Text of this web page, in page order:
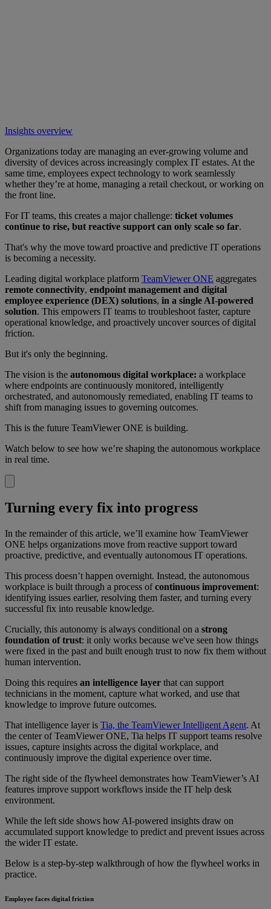
Insights overview
Organizations today are managing an ever-growing volume and
diversity of devices across increasingly complex IT estates. At the
same time, employees expect technology to work seamlessly
whether they’re at home, managing a retail checkout, or working on
the front line.
For IT teams, this creates a major challenge: ticket volumes
continue to rise, but reactive support can only scale so far.
That's why the move toward proactive and predictive IT operations
is becoming a necessity.
Leading digital workplace platform TeamViewer ONE aggregates
remote connectivity, endpoint management and digital
employee experience (DEX) solutions, in a single AI-powered
solution. This empowers IT teams to troubleshoot faster, capture
operational knowledge, and proactively uncover sources of digital
friction.
But it's only the beginning.
The vision is the autonomous digital workplace: a workplace
where endpoints are continuously monitored, intelligently
orchestrated, and autonomously remediated, enabling IT teams to
shift from managing issues to governing outcomes.
This is the future TeamViewer ONE is building.
Watch below to see how we’re shaping the autonomous workplace
in real time.
Turning every fix into progress
In the remainder of this article, we’ll examine how TeamViewer
ONE helps organizations move from reactive support toward
proactive, predictive, and eventually autonomous IT operations.
This process doesn’t happen overnight. Instead, the autonomous
workplace is built through a process ofcontinuous improvement:
identifying issues earlier, resolving them faster, and turning every
successful fix into reusable knowledge.
Crucially, this autonomy is always conditional on a strong
foundation of trust: it only works because we've seen how things
were fixed in the past and built enough trust to now fix them without
human intervention.
Doing this requires an intelligence layer that can support
technicians in the moment, capture what worked, and use that
knowledge to improve future outcomes.
That intelligence layer is Tia, the TeamViewer Intelligent Agent. At
the center of TeamViewer ONE, Tia helps IT support teams resolve
issues, capture insights across the digital workplace, and
continuously improve the digital experience over time.
The right side of the flywheel demonstrates how TeamViewer’s AI
features improve support workflows inside the IT help desk
environment.
While the left side shows how AI-powered insights draw on
accumulated support knowledge to predict and prevent issues across
the wider IT estate.
Below is a step-by-step walkthrough of how the flywheel works in
practice.
Employee faces digital friction